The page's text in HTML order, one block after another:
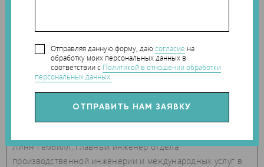
Отправляя данную форму, даюсогласие на
обработку моих персональных данных в
соответствии с Политикой в отношении обработки
персональных данных.
Линн Гембилл, главный инженер отдела
производственной инженерии и международных услуг в